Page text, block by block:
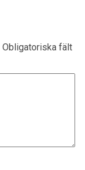
Obligatoriska fält